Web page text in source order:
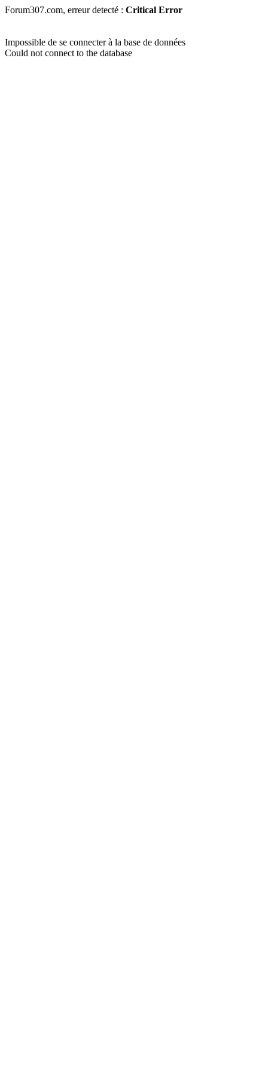
Forum307.com, erreur detecté : Critical Error
Impossible de se connecter à la base de données
Could not connect to the database